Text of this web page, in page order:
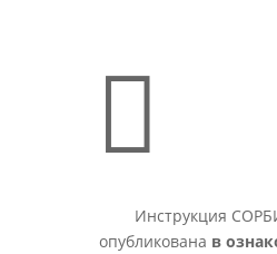

Инструкция
опубликована в